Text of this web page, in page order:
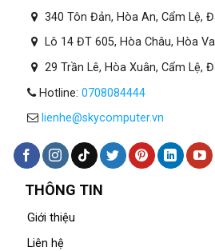
340 Tôn Đản, Hòa An, Cẩm Lệ,
Lô 14 ĐT 605, Hòa Châu, Hòa
29 Trần Lê, Hòa Xuân, Cẩm Lệ,
Hotline: 0708084444
lienhe@skycomputer.vn
THÔNG TIN
Giới thiệu
Liên hệ